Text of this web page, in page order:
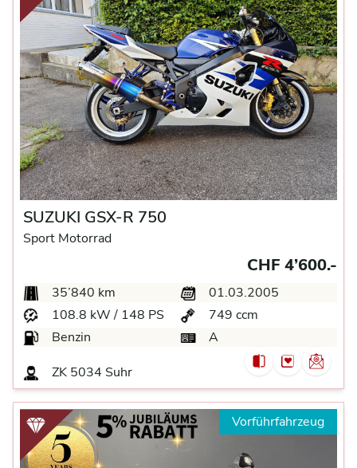
SUZUKI GSX-R 750
Sport Motorrad
CHF 4’600.-
35’840 km
01.03.2005
108.8 kW / 148 PS
749 ccm
Benzin
A
ZK 5034 Suhr
Vorführfahrzeug